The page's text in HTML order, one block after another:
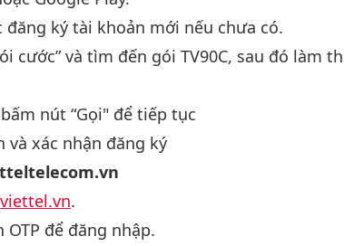
ký tài khoản mới nếu chưa có.
cước” và tìm đến gói TV90C, sau đó làm
nút “Gọi" để tiếp tục
và xác nhận đăng ký
viettel.vn.
để đăng nhập.